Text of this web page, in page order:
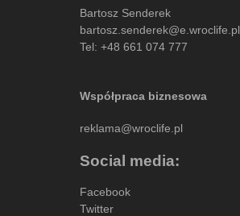
Bartosz Senderek
bartosz.senderek@e.wroclife.pl
Tel: +48 661 074 777
Współpraca biznesowa
reklama@wroclife.pl
Social media:
Facebook
Twitter